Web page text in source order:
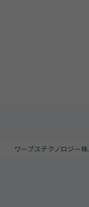
ワープステクノロジー